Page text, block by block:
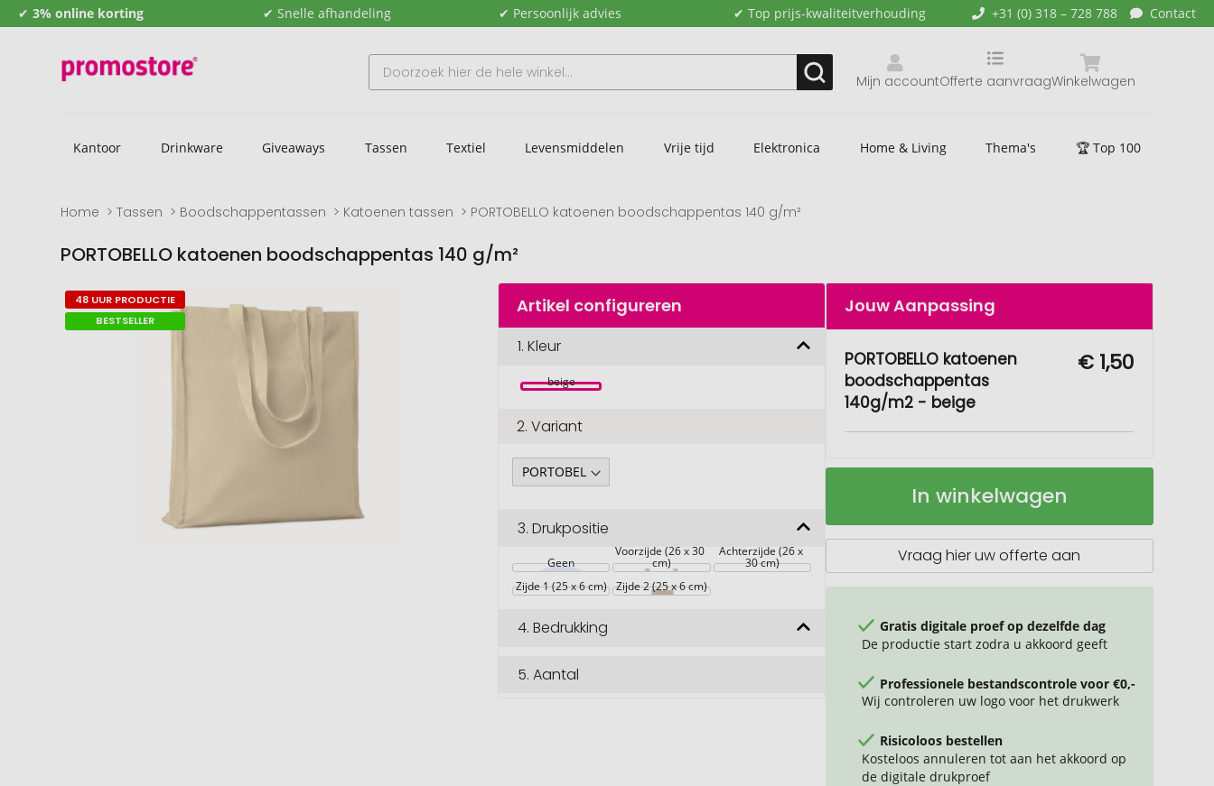
✔ 3% online korting ✔ Snelle afhandeling ✔ Persoonlijk advies ✔ Top prijs-kwaliteitverhouding +31 (0) 318 – 728 788 Contact
Mijn account Winkelwagen
Offerte aanvraag
Kantoor Drinkware Giveaways Tassen Textiel Levensmiddelen Vrije tijd Elektronica Home & Living Thema's 🏆 Top 100
Home Tassen Boodschappentassen Katoenen tassen PORTOBELLO katoenen boodschappentas 140 g/m²
PORTOBELLO katoenen boodschappentas 140 g/m²
Naar
het
einde
afbeeldingengalerij
Naar
het
begin
afbeeldingengalerij
48 UUR PRODUCTIE
BESTSELLER
Artikel configureren
1.Kleur
beige
2.Variant
3.Drukpositie
Geen
Voorzijde (26 x 30
cm)
Achterzijde (26 x
30 cm)
Zijde 1 (25 x 6 cm)
Zijde 2 (25 x 6 cm)
4.Bedrukking
5.Aantal
Jouw Aanpassing
PORTOBELLO katoenen
boodschappentas
140g/m2 - beige
€ 1,50
PORTOBELLO
140
Op
In winkelwagen
Vraag hier uw offerte aan
Gratis digitale proef op dezelfde dag
De productie start zodra u akkoord geeft
Professionele bestandscontrole voor €0,-
Wij controleren uw logo voor het drukwerk
Risicoloos bestellen
Kosteloos annuleren tot aan het akkoord op
de digitale drukproef